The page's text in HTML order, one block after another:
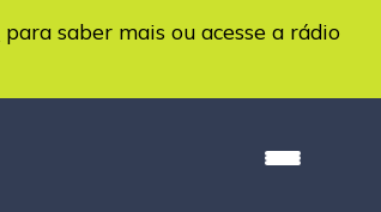
para saber mais ou acesse a rádio